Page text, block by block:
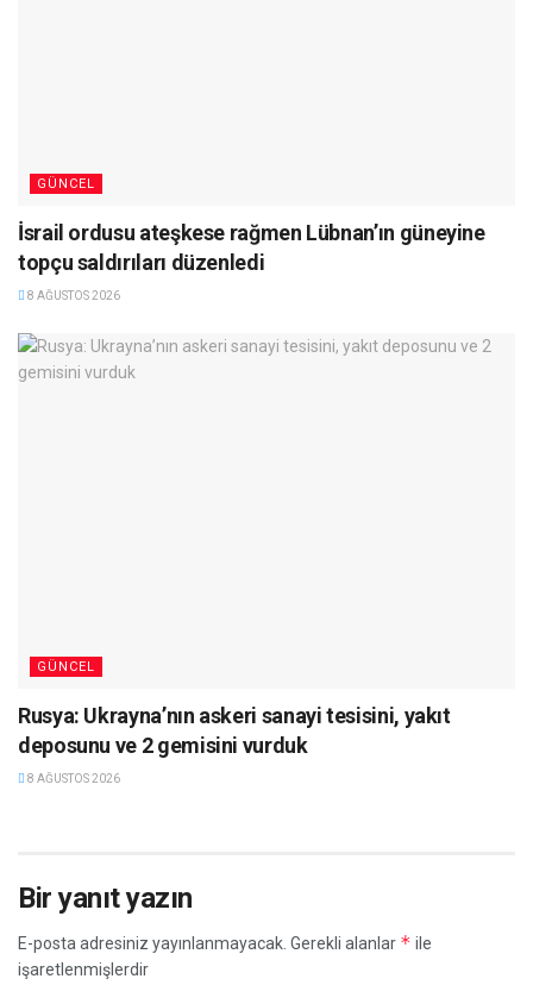
GÜNCEL
İsrail ordusu ateşkese rağmen Lübnan’ın güneyine
topçu saldırıları düzenledi
8 AĞUSTOS 2026
GÜNCEL
Rusya: Ukrayna’nın askeri sanayi tesisini, yakıt
deposunu ve 2 gemisini vurduk
8 AĞUSTOS 2026
Bir yanıt yazın
E-posta adresiniz yayınlanmayacak. Gerekli alanlar * ile
işaretlenmişlerdir